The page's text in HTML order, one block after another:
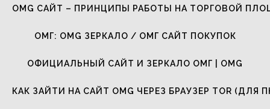
OMG САЙТ – ПРИНЦИПЫ РАБОТЫ НА ТОРГОВОЙ
ОМГ: OMG ЗЕРКАЛО / ОМГ САЙТ ПОКУПОК
ОФИЦИАЛЬНЫЙ САЙТ И ЗЕРКАЛО ОМГ | OMG
КАК ЗАЙТИ НА САЙТ OMG ЧЕРЕЗ БРАУЗЕР TOR (ДЛЯ